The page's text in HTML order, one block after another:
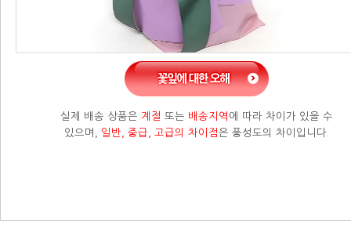
실제 배송 상품은 계절 또는 배송지역 에 따라 차이가 있을 수
있으며, 일반, 중급, 고급의 차이점은 풍성도의 차이입니다.